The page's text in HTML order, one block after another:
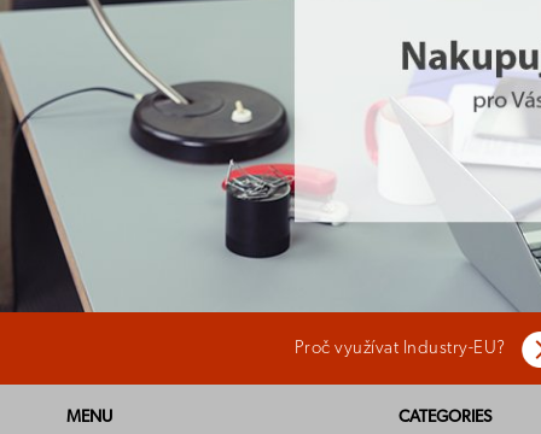
Proč využívat Industry-EU?
MENU
CATEGORIES